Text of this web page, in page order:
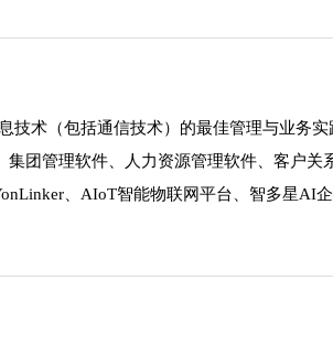
技术（包括通信技术）的最佳管理与业务
团管理软件、人力资源管理软件、客户
、AIoT智能物联网平台、智多星